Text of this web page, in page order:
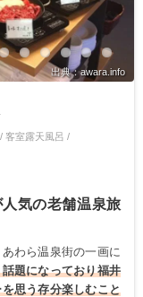
出典：awara.info
客室露天風呂 /
気の老舗温泉旅
わら温泉街の一画に
題になっており福井
思う存分楽しむこと